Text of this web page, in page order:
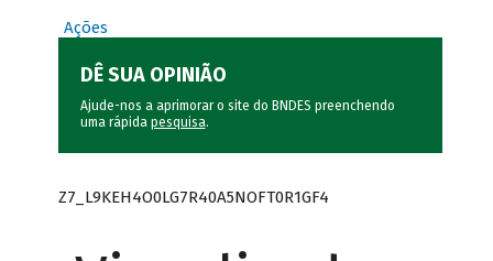
Ações
DÊ SUA OPINIÃO
Ajude-nos a aprimorar o site do BNDES preenchendo
uma rápida pesquisa.
Z7_L9KEH4O0LG7R40A5NOFT0R1GF4